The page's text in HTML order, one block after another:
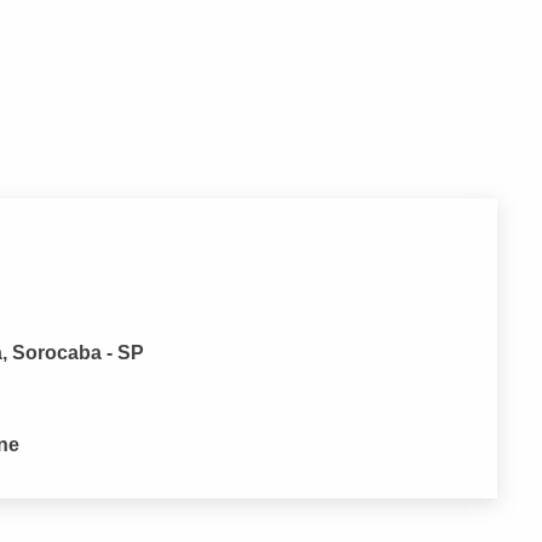
Sorocaba - SP